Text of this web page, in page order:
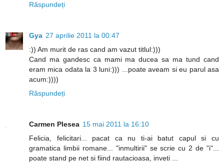
Răspundeți
Gya 27 aprilie 2011 la 00:47
:)) Am murit de ras cand am vazut titlul:)))
Cand ma gandesc ca mami ma ducea sa ma tund cand
eram mica odata la 3 luni:))) ...poate aveam si eu parul asa
acum:))))
Răspundeți
Carmen Plesea 15 mai 2011 la 16:10
Felicia, felicitari... pacat ca nu ti-ai batut capul si cu
gramatica limbii romane... "inmultirii" se scrie cu 2 de "i"...
poate stand pe net si fiind rautacioasa, inveti ...